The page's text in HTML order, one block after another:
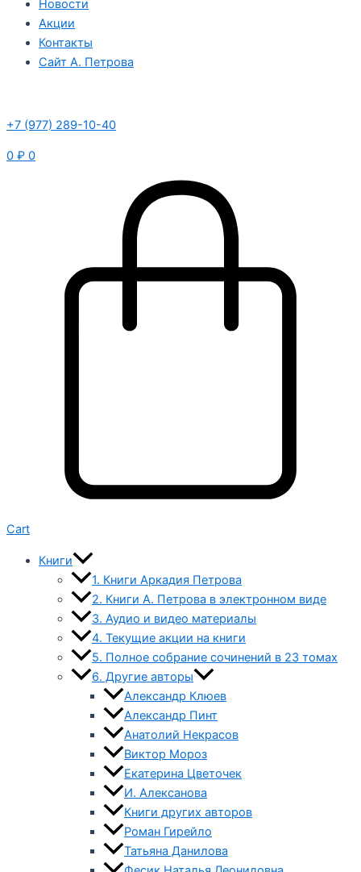
Новости
Акции
Контакты
Сайт А. Петрова
+7 (977) 289-10-40
0 ₽ 0
Cart
Книги
1. Книги Аркадия Петрова
2. Книги А. Петрова в электронном виде
3. Аудио и видео материалы
4. Текущие акции на книги
5. Полное собрание сочинений в 23 томах
6. Другие авторы
Александр Клюев
Александр Пинт
Анатолий Некрасов
Виктор Мороз
Екатерина Цветочек
И. Алексанова
Книги других авторов
Роман Гирейло
Татьяна Данилова